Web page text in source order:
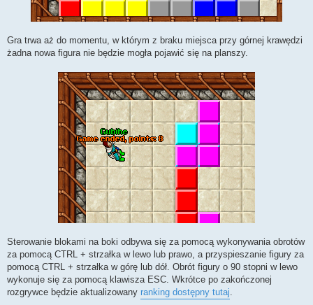
Gra trwa aż do momentu, w którym z braku miejsca przy górnej krawędzi
żadna nowa figura nie będzie mogła pojawić się na planszy.
Sterowanie blokami na boki odbywa się za pomocą wykonywania obrotów
za pomocą CTRL + strzałka w lewo lub prawo, a przyspieszanie figury za
pomocą CTRL + strzałka w górę lub dół. Obrót figury o 90 stopni w lewo
wykonuje się za pomocą klawisza ESC. Wkrótce po zakończonej
rozgrywce będzie aktualizowany ranking dostępny tutaj.